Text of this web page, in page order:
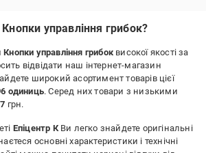
управління грибок?
Кнопки управління грибок високої якості за
відвідати наш інтернет-магазин
широкий асортимент товарів цієї
одиниць. Серед них товари з низькими
грн.
Епіцентр КВи легко знайдете оригінальні
основні характеристики і технічні